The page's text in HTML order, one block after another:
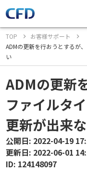
TOP
お客様サポート
ADMの更新を行おうとするが
い
ADMの更新
ファイルタ
更新が出来
公開日: 2022-04-19
更新日: 2022-06-01
ID: 124148097